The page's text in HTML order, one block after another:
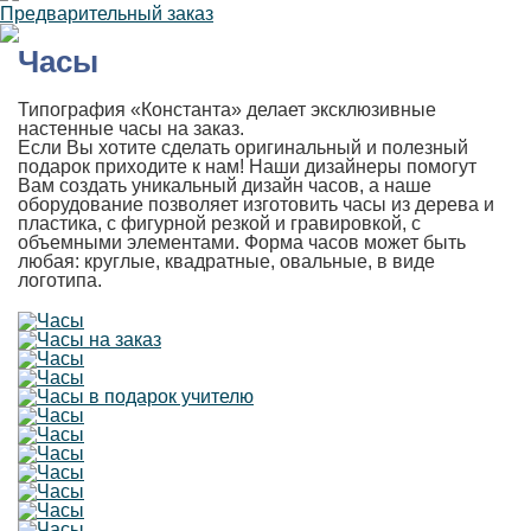
Предварительный заказ
Часы
Типография «Константа» делает эксклюзивные
настенные часы на заказ.
Если Вы хотите сделать оригинальный и полезный
подарок приходите к нам! Наши дизайнеры помогут
Вам создать уникальный дизайн часов, а наше
оборудование позволяет изготовить часы из дерева и
пластика, с фигурной резкой и гравировкой, с
объемными элементами. Форма часов может быть
любая: круглые, квадратные, овальные, в виде
логотипа.